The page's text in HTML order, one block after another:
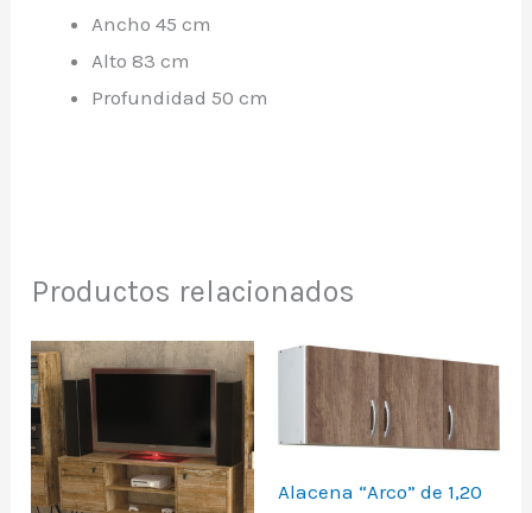
Ancho 45 cm
Alto 83 cm
Profundidad 50 cm
Productos relacionados
Alacena “Arco” de 1,20